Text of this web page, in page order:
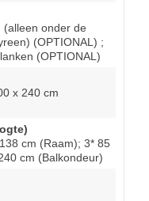
(alleen onder de
(OPTIONAL) ;
(OPTIONAL)
x 240 cm
cm (Raam); 3* 85
cm (Balkondeur)